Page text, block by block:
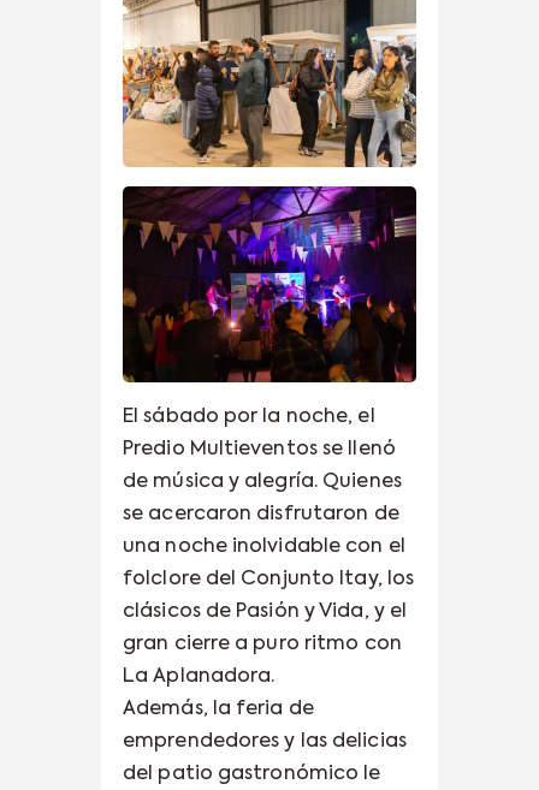
El sábado por la noche, el
Predio Multieventos se llenó
de música y alegría. Quienes
se acercaron disfrutaron de
una noche inolvidable con el
folclore del Conjunto Itay, los
clásicos de Pasión y Vida, y el
gran cierre a puro ritmo con
La Aplanadora.
Además, la feria de
emprendedores y las delicias
del patio gastronómico le